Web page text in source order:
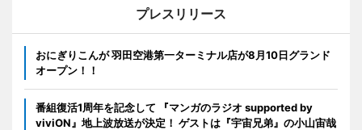
プレスリリース
おにぎりこんが 羽田空港第一ターミナル店が8月10日グランド
オープン！！
番組復活1周年を記念して 『マンガのラジオ supported by
viviON』地上波放送が決定！ ゲストは『宇宙兄弟』の小山宙哉